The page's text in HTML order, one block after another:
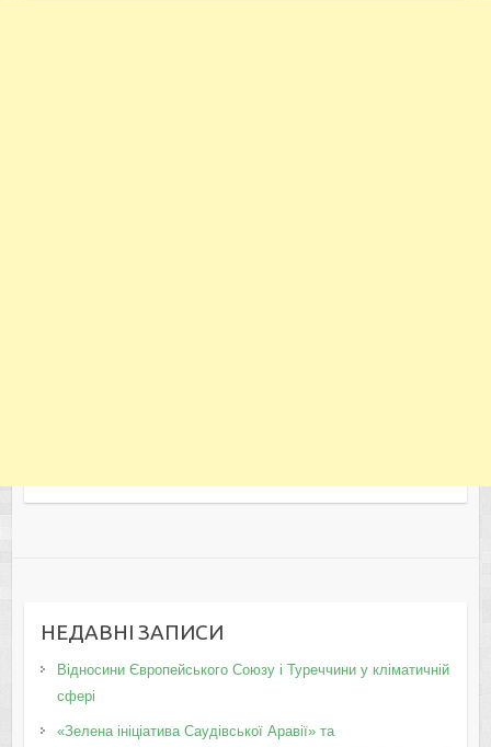
НЕДАВНІ ЗАПИСИ
Відносини Європейського Союзу і Туреччини у кліматичній
сфері
«Зелена ініціатива Саудівської Аравії» та